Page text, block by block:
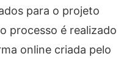
para o projeto
processo é realizado
online criada pelo